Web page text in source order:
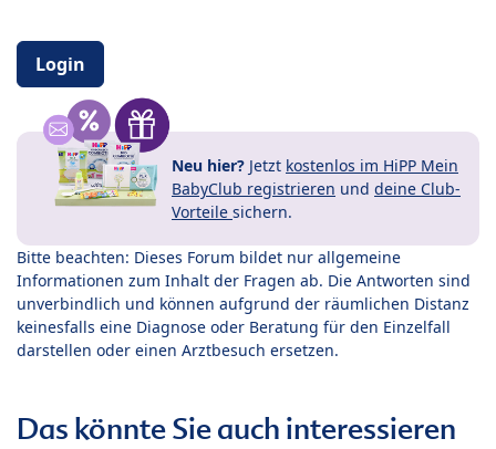
Login
Neu hier? Jetzt kostenlos im HiPP Mein
BabyClub registrieren und deine Club-
Vorteile sichern.
Bitte beachten: Dieses Forum bildet nur allgemeine
Informationen zum Inhalt der Fragen ab. Die Antworten sind
unverbindlich und können aufgrund der räumlichen Distanz
keinesfalls eine Diagnose oder Beratung für den Einzelfall
darstellen oder einen Arztbesuch ersetzen.
Das könnte Sie auch interessieren